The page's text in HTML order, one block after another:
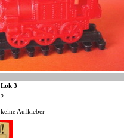
Lok 3
?
keine Aufkleber